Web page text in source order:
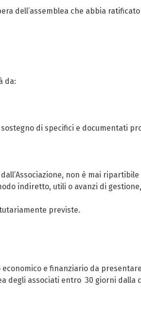
dell’assemblea che abbia
da:
di specifici e documentati
non è mai ripartibile
indiretto, utili o avanzi di
previste.
economico e finanziario da presentare
degli associati entro 30 giorni dalla